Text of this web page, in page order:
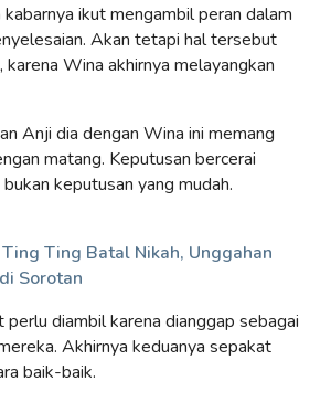
ikut mengambil peran dalam
Akan tetapi hal tersebut
Wina akhirnya melayangkan
Anji dia dengan Wina ini memang
matang. Keputusan bercerai
keputusan yang mudah.
Ting Batal Nikah, Unggahan
Sorotan
diambil karena dianggap sebagai
Akhirnya keduanya sepakat
baik-baik.